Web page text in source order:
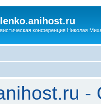
конференция Николая